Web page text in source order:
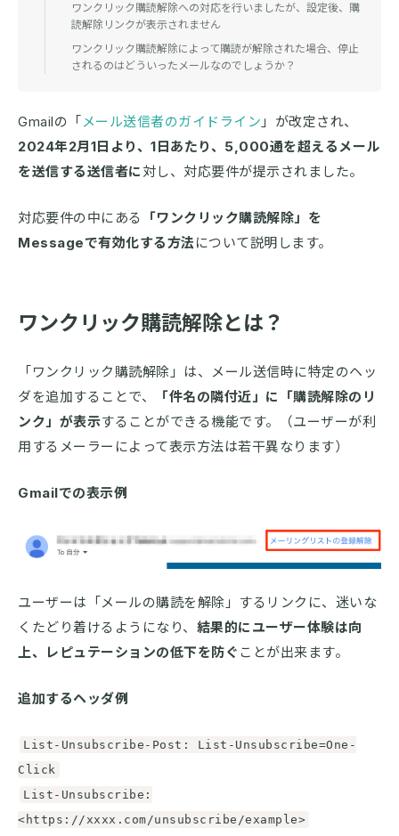
Gmailの「メール送信者のガイドライン 」が改定され、
2024年2月1日より、1日あたり、5,000通を超えるメール
を送信する送信者に 対し、対応要件が提示されました。
対応要件の中にある
「ワンクリック購読解除」を
Messageで有効化する方法 について説明します。
ワンクリック購読解除とは？
「ワンクリック購読解除」は、メール送信時に特定のヘッ
ダを追加することで、
「件名の隣付近」に「購読解除のリ
ンク」が表示することができる機能です。（ユーザーが利
用するメーラーによって表示方法は若干異なります）
Gmailでの表示例
ユーザーは「メールの購読を解除」するリンクに、迷いな
くたどり着けるようになり、 結果的にユーザー体験は向
上、レピュテーションの低下を防ぐ ことが出来ます。
追加するヘッダ例
List-Unsubscribe-Post: List-Unsubscribe=One-
Click
List-Unsubscribe:
<https://xxxx.com/unsubscribe/example>
ワンクリック購読解除への対応を行いましたが、設定後、購
読解除リンクが表示されません
ワンクリック購読解除によって購読が解除された場合、停止
されるのはどういったメールなのでしょうか？